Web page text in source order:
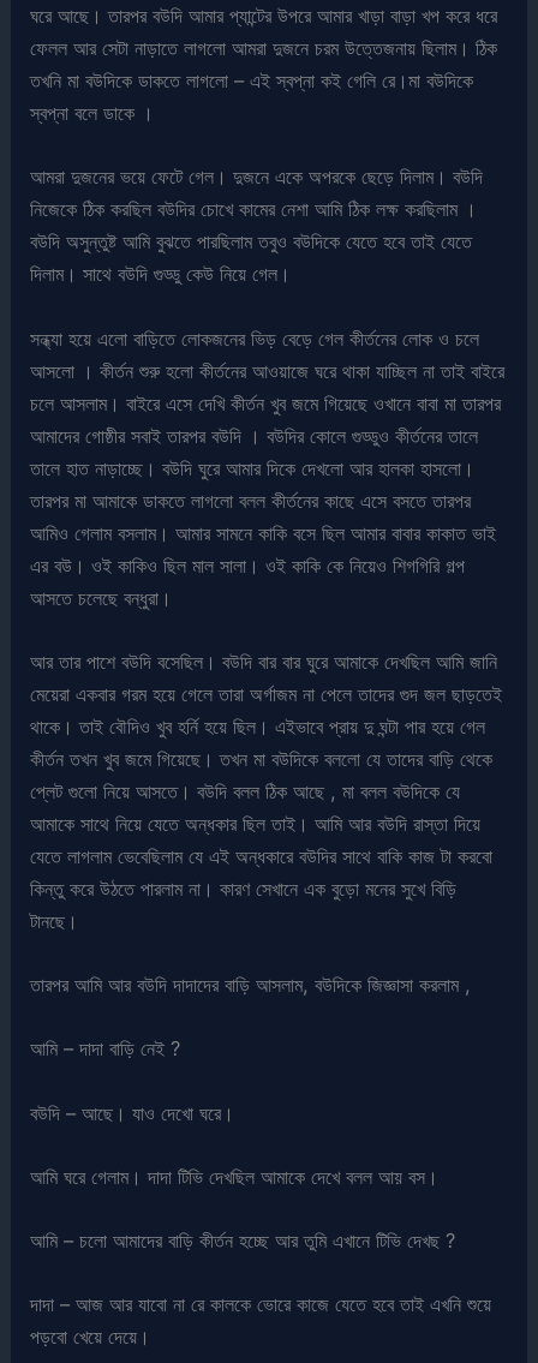
ঘরে আছে। তারপর বউদি আমার প্যান্টের উপরে আমার খাড়া বাড়া খপ করে ধরে
ফেলল আর সেটা নাড়াতে লাগলো আমরা দুজনে চরম উত্তেজনায় ছিলাম। ঠিক
তখনি মা বউদিকে ডাকতে লাগলো – এই স্বপ্না কই গেলি রে।মা বউদিকে
স্বপ্না বলে ডাকে ।
আমরা দুজনের ভয়ে ফেটে গেল। দুজনে একে অপরকে ছেড়ে দিলাম। বউদি
নিজেকে ঠিক করছিল বউদির চোখে কামের নেশা আমি ঠিক লক্ষ করছিলাম ।
বউদি অসুন্তুষ্ট আমি বুঝতে পারছিলাম তবুও বউদিকে যেতে হবে তাই যেতে
দিলাম। সাথে বউদি গুড্ডু কেউ নিয়ে গেল।
সন্ধ্যা হয়ে এলো বাড়িতে লোকজনের ভিড় বেড়ে গেল কীর্তনের লোক ও চলে
আসলো । কীর্তন শুরু হলো কীর্তনের আওয়াজে ঘরে থাকা যাচ্ছিল না তাই বাইরে
চলে আসলাম। বাইরে এসে দেখি কীর্তন খুব জমে গিয়েছে ওখানে বাবা মা তারপর
আমাদের গোষ্ঠীর সবাই তারপর বউদি । বউদির কোলে গুড্ডুও কীর্তনের তালে
তালে হাত নাড়াচ্ছে। বউদি ঘুরে আমার দিকে দেখলো আর হালকা হাসলো।
তারপর মা আমাকে ডাকতে লাগলো বলল কীর্তনের কাছে এসে বসতে তারপর
আমিও গেলাম বসলাম। আমার সামনে কাকি বসে ছিল আমার বাবার কাকাত ভাই
এর বউ। ওই কাকিও ছিল মাল সালা। ওই কাকি কে নিয়েও শিগগিরি গল্প
আসতে চলেছে বন্ধুরা।
আর তার পাশে বউদি বসেছিল। বউদি বার বার ঘুরে আমাকে দেখছিল আমি জানি
মেয়েরা একবার গরম হয়ে গেলে তারা অর্গাজম না পেলে তাদের গুদ জল ছাড়তেই
থাকে। তাই বৌদিও খুব হর্নি হয়ে ছিল। এইভাবে প্রায় দু ঘন্টা পার হয়ে গেল
কীর্তন তখন খুব জমে গিয়েছে। তখন মা বউদিকে বললো যে তাদের বাড়ি থেকে
প্লেট গুলো নিয়ে আসতে। বউদি বলল ঠিক আছে , মা বলল বউদিকে যে
আমাকে সাথে নিয়ে যেতে অন্ধকার ছিল তাই। আমি আর বউদি রাস্তা দিয়ে
যেতে লাগলাম ভেবেছিলাম যে এই অন্ধকারে বউদির সাথে বাকি কাজ টা করবো
কিন্তু করে উঠতে পারলাম না। কারণ সেখানে এক বুড়ো মনের সুখে বিড়ি
টানছে।
তারপর আমি আর বউদি দাদাদের বাড়ি আসলাম, বউদিকে জিজ্ঞাসা করলাম ,
আমি – দাদা বাড়ি নেই ?
বউদি – আছে। যাও দেখো ঘরে।
আমি ঘরে গেলাম। দাদা টিভি দেখছিল আমাকে দেখে বলল আয় বস।
আমি – চলো আমাদের বাড়ি কীর্তন হচ্ছে আর তুমি এখানে টিভি দেখছ ?
দাদা – আজ আর যাবো না রে কালকে ভোরে কাজে যেতে হবে তাই এখনি শুয়ে
পড়বো খেয়ে দেয়ে।